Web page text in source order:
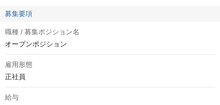
募集要項
職種 / 募集ポジション名
オープンポジション
雇用形態
正社員
給与